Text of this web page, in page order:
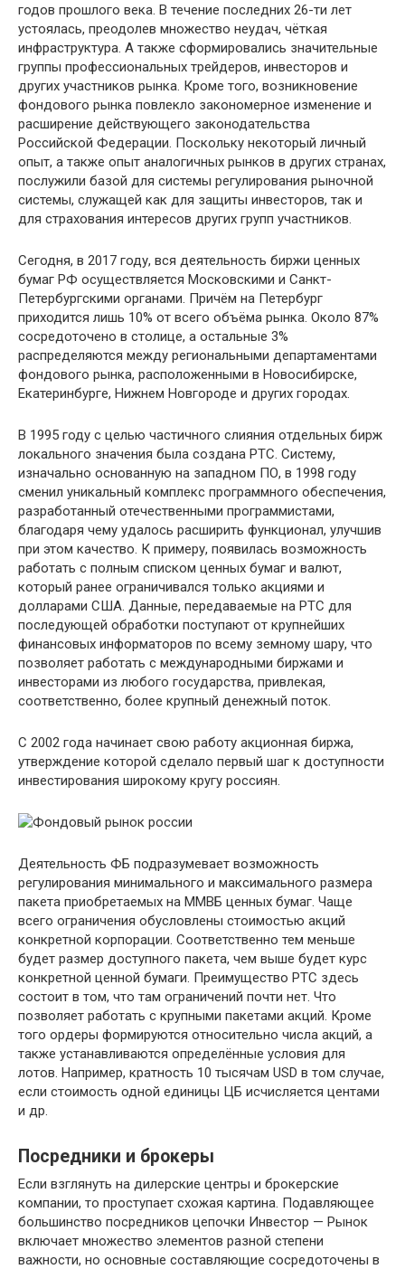
годов прошлого века. В течение последних 26-ти лет
устоялась, преодолев множество неудач, чёткая
инфраструктура. А также сформировались значительные
группы профессиональных трейдеров, инвесторов и
других участников рынка. Кроме того, возникновение
фондового рынка повлекло закономерное изменение и
расширение действующего законодательства
Российской Федерации. Поскольку некоторый личный
опыт, а также опыт аналогичных рынков в других странах,
послужили базой для системы регулирования рыночной
системы, служащей как для защиты инвесторов, так и
для страхования интересов других групп участников.
Сегодня, в 2017 году, вся деятельность биржи ценных
бумаг РФ осуществляется Московскими и Санкт-
Петербургскими органами. Причём на Петербург
приходится лишь 10% от всего объёма рынка. Около 87%
сосредоточено в столице, а остальные 3%
распределяются между региональными департаментами
фондового рынка, расположенными в Новосибирске,
Екатеринбурге, Нижнем Новгороде и других городах.
В 1995 году с целью частичного слияния отдельных бирж
локального значения была создана РТС. Систему,
изначально основанную на западном ПО, в 1998 году
сменил уникальный комплекс программного обеспечения,
разработанный отечественными программистами,
благодаря чему удалось расширить функционал, улучшив
при этом качество. К примеру, появилась возможность
работать с полным списком ценных бумаг и валют,
который ранее ограничивался только акциями и
долларами США. Данные, передаваемые на РТС для
последующей обработки поступают от крупнейших
финансовых информаторов по всему земному шару, что
позволяет работать с международными биржами и
инвесторами из любого государства, привлекая,
соответственно, более крупный денежный поток.
С 2002 года начинает свою работу акционная биржа,
утверждение которой сделало первый шаг к доступности
инвестирования широкому кругу россиян.
Деятельность ФБ подразумевает возможность
регулирования минимального и максимального размера
пакета приобретаемых на ММВБ ценных бумаг. Чаще
всего ограничения обусловлены стоимостью акций
конкретной корпорации. Соответственно тем меньше
будет размер доступного пакета, чем выше будет курс
конкретной ценной бумаги. Преимущество РТС здесь
состоит в том, что там ограничений почти нет. Что
позволяет работать с крупными пакетами акций. Кроме
того ордеры формируются относительно числа акций, а
также устанавливаются определённые условия для
лотов. Например, кратность 10 тысячам USD в том случае,
если стоимость одной единицы ЦБ исчисляется центами
и др.
Посредники и брокеры
Если взглянуть на дилерские центры и брокерские
компании, то проступает схожая картина. Подавляющее
большинство посредников цепочки Инвестор — Рынок
включает множество элементов разной степени
важности, но основные составляющие сосредоточены в